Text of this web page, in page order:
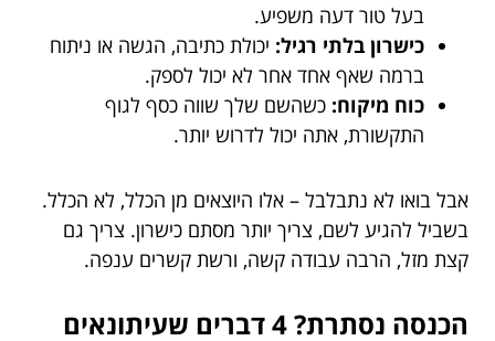
בעל טור דעה משפיע.
כישרון בלתי רגיל: יכולת כתיבה, הגשה או ניתוח
ברמה שאף אחד אחר לא יכול לספק.
כוח מיקוח: כשהשם שלך שווה כסף לגוף
התקשורת, אתה יכול לדרוש יותר.
אבל בואו לא נתבלבל – אלו היוצאים מן הכלל, לא הכלל.
בשביל להגיע לשם, צריך יותר מסתם כישרון. צריך גם
קצת מזל, הרבה עבודה קשה, ורשת קשרים ענפה.
הכנסה נסתרת? 4 דברים שעיתונאים